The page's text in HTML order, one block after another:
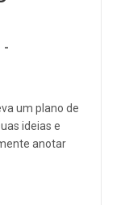
um plano de
ideias e
anotar